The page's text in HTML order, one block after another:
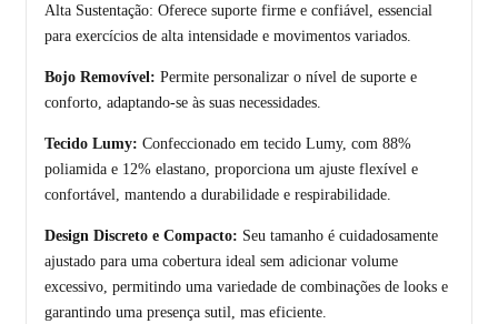
Alta Sustentação: Oferece suporte firme e confiável, essencial
para exercícios de alta intensidade e movimentos variados.
Bojo Removível: Permite personalizar o nível de suporte e
conforto, adaptando-se às suas necessidades.
Tecido Lumy: Confeccionado em tecido Lumy, com 88%
poliamida e 12% elastano, proporciona um ajuste flexível e
confortável, mantendo a durabilidade e respirabilidade.
Design Discreto e Compacto: Seu tamanho é cuidadosamente
ajustado para uma cobertura ideal sem adicionar volume
excessivo, permitindo uma variedade de combinações de looks e
garantindo uma presença sutil, mas eficiente.